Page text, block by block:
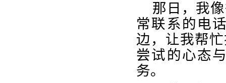
那日，我
常联系的电
边，让我帮
尝试的心态
务。